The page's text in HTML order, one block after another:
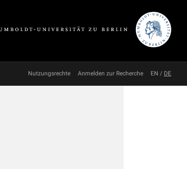
Nutzungsrechte Anmelden zur Recherche EN / DE